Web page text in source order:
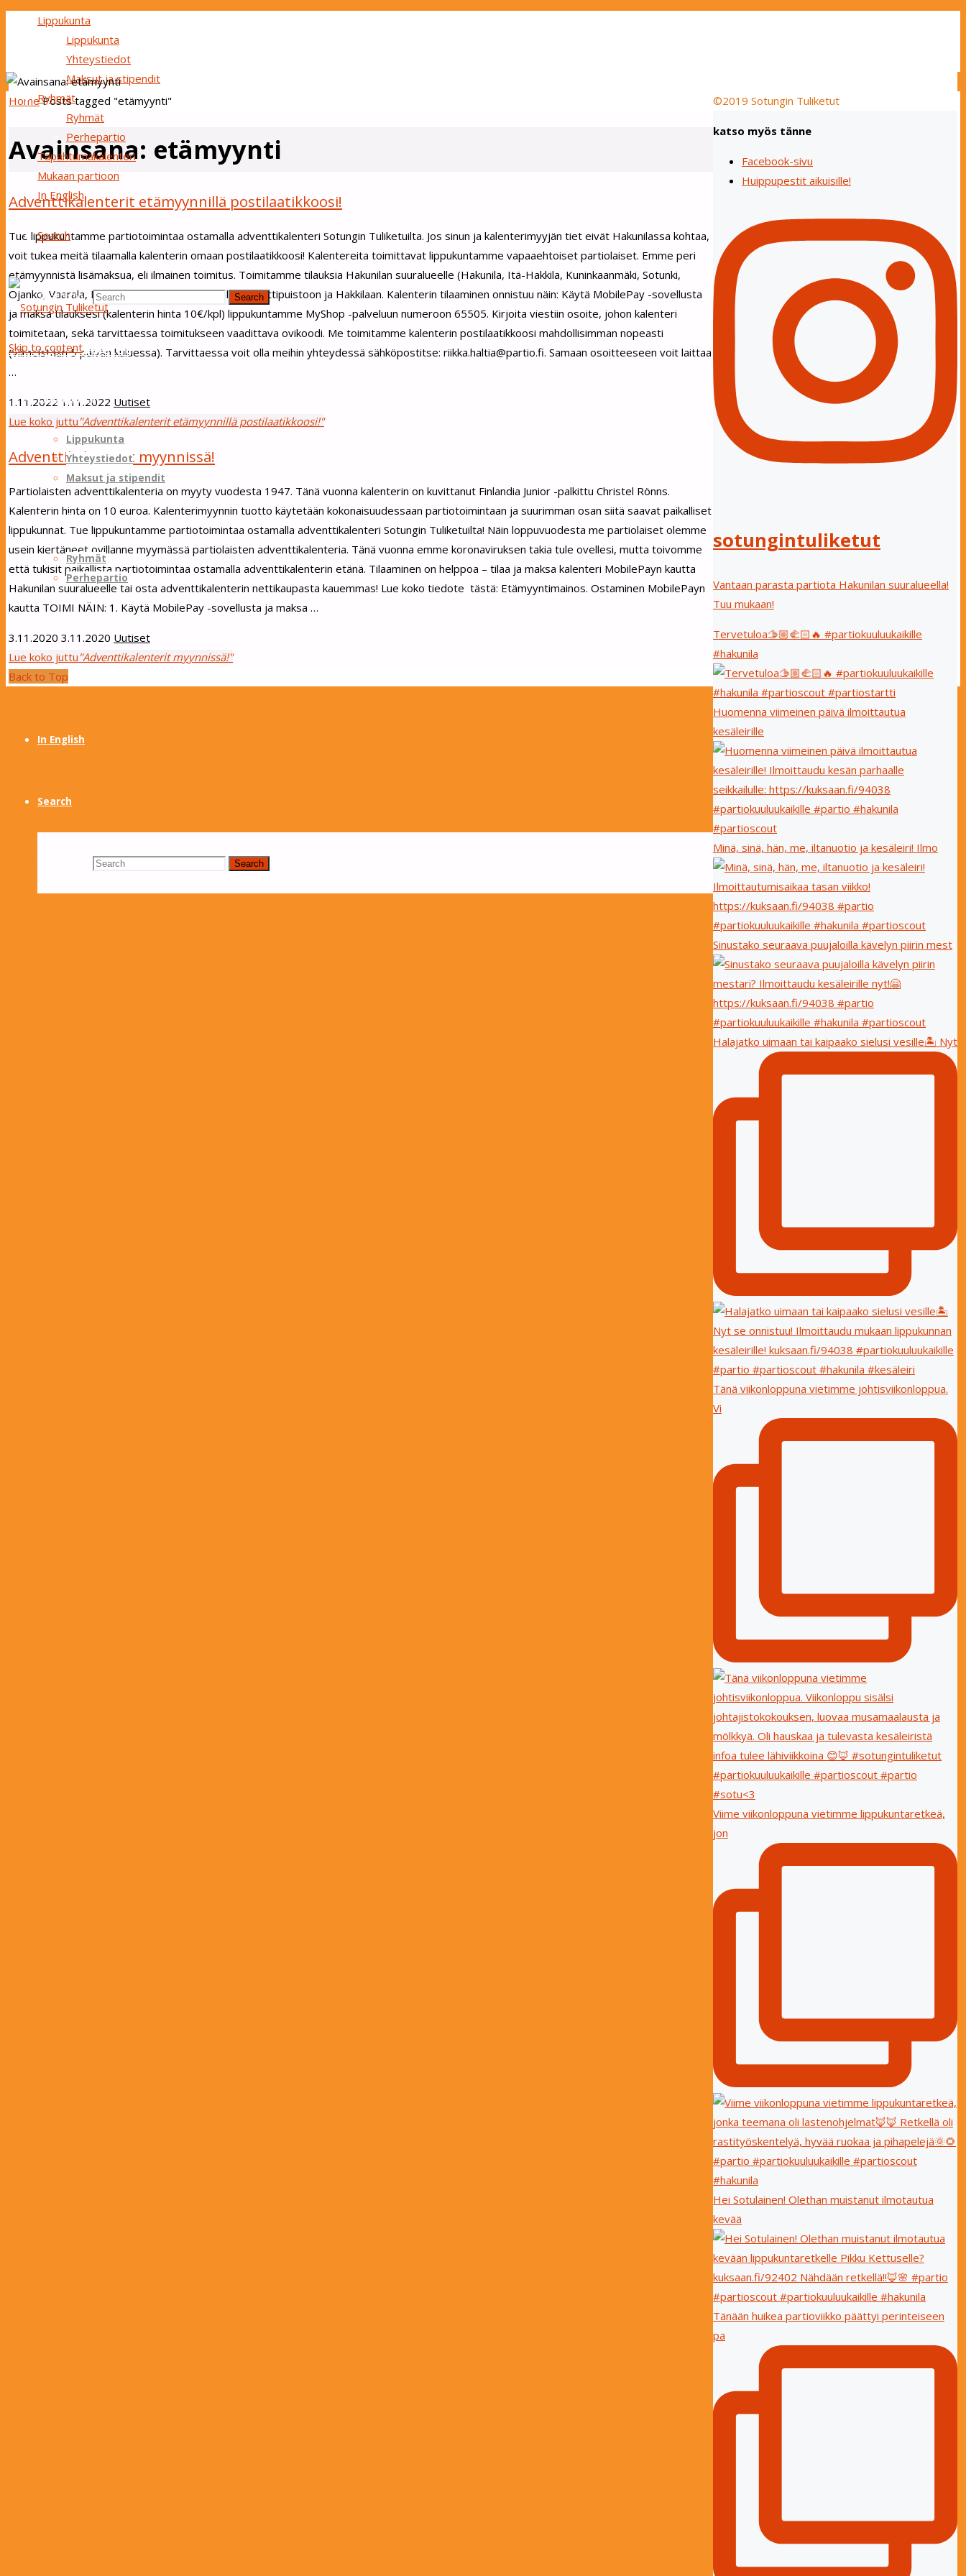
Lippukunta
Lippukunta
Yhteystiedot
Maksut ja stipendit
Ryhmät
Ryhmät
Perhepartio
Tapahtumakalenteri
Mukaan partioon
In English
Search
Search for: Search
Sotungin Tuliketut
Skip to content
Lippukunta
Lippukunta
Yhteystiedot
Maksut ja stipendit
Ryhmät
Ryhmät
Perhepartio
Tapahtumakalenteri
Mukaan partioon
In English
Search
Search
Home Posts tagged "etämyynti"
Avainsana: etämyynti
Adventtikalenterit etämyynnillä postilaatikkoosi!
Tue lippukuntamme partiotoimintaa ostamalla adventtikalenteri Sotungin Tuliketuilta. Jos sinun ja kalenterimyyjän tiet eivät Hakunilassa kohtaa,
voit tukea meitä tilaamalla kalenterin omaan postilaatikkoosi! Kalentereita toimittavat lippukuntamme vapaaehtoiset partiolaiset. Emme peri
etämyynnistä lisämaksua, eli ilmainen toimitus. Toimitamme tilauksia Hakunilan suuralueelle (Hakunila, Itä-Hakkila, Kuninkaanmäki, Sotunki,
Ojanko, Vaarala, Rajakylä, Länsimäki, Länsisalmi), Porttipuistoon ja Hakkilaan. Kalenterin tilaaminen onnistuu näin: Käytä MobilePay -sovellusta
ja maksa tilauksesi (kalenterin hinta 10€/kpl) lippukuntamme MyShop -palveluun numeroon 65505. Kirjoita viestiin osoite, johon kalenteri
toimitetaan, sekä tarvittaessa toimitukseen vaadittava ovikoodi. Me toimitamme kalenterin postilaatikkoosi mahdollisimman nopeasti
(viimeistään 5 päivän kuluessa). Tarvittaessa voit olla meihin yhteydessä sähköpostitse: riikka.haltia@partio.fi. Samaan osoitteeseen voit laittaa
…
1.11.2022 1.11.2022 Uutiset
Lue koko juttu "Adventtikalenterit etämyynnillä postilaatikkoosi!"
Adventtikalenterit myynnissä!
Partiolaisten adventtikalenteria on myyty vuodesta 1947. Tänä vuonna kalenterin on kuvittanut Finlandia Junior -palkittu Christel Rönns.
Kalenterin hinta on 10 euroa. Kalenterimyynnin tuotto käytetään kokonaisuudessaan partiotoimintaan ja suurimman osan siitä saavat paikalliset
lippukunnat. Tue lippukuntamme partiotoimintaa ostamalla adventtikalenteri Sotungin Tuliketuilta! Näin loppuvuodesta me partiolaiset olemme
usein kiertäneet ovillanne myymässä partiolaisten adventtikalenteria. Tänä vuonna emme koronaviruksen takia tule ovellesi, mutta toivomme
että tukisit paikallista partiotoimintaa ostamalla adventtikalenterin etänä. Tilaaminen on helppoa – tilaa ja maksa kalenteri MobilePayn kautta
Hakunilan suuralueelle tai osta adventtikalenterin nettikaupasta kauemmas! Lue koko tiedote tästä: Etämyyntimainos. Ostaminen MobilePayn
kautta TOIMI NÄIN: 1. Käytä MobilePay -sovellusta ja maksa …
3.11.2020 3.11.2020 Uutiset
Lue koko juttu "Adventtikalenterit myynnissä!"
katso myös tänne
Facebook-sivu
Huippupestit aikuisille!
sotungintuliketut
Vantaan parasta partiota Hakunilan suuralueella!
Tuu mukaan!
Tervetuloa🫱🏼‍🫲🏻🔥 #partiokuuluukaikille
#hakunila
Huomenna viimeinen päivä ilmoittautua
kesäleirille
Minä, sinä, hän, me, iltanuotio ja kesäleiri! Ilmo
Sinustako seuraava puujaloilla kävelyn piirin mest
Halajatko uimaan tai kaipaako sielusi vesille🏝 Nyt
Tänä viikonloppuna vietimme johtisviikonloppua.
Vi
Viime viikonloppuna vietimme lippukuntaretkeä,
jon
Hei Sotulainen! Olethan muistanut ilmotautua
kevää
Tänään huikea partioviikko päättyi perinteiseen
pa
©2019 Sotungin Tuliketut
Back to Top